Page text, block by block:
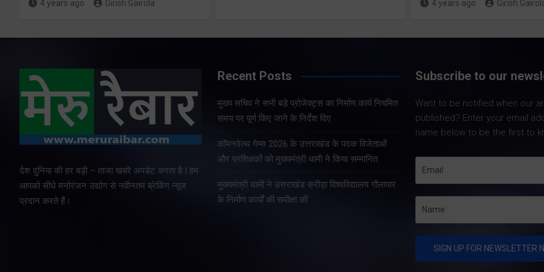
4 years ago Girish Gairola 4 years ago Girish
देश दुनिया की हर बड़ी – ताजा खबरे अपडेट करता है | हम
आपको सीधे मनोरंजन उद्योग से नवीनतम ब्रेकिंग न्यूज
प्रदान करते हैं।
Recent Posts
मुख्य सचिव ने सभी बड़े प्रोजेक्ट्स का निर्माण कार्य नियमित
समय पर पूर्ण किए जाने के निर्देश दिए
कॉमनवेल्थ गेम्स 2026 के उत्तराखंड के पदक विजेताओं
और प्रशिक्षकों को मुख्यमंत्री धामी ने किया सम्मानित
मुख्यमंत्री धामी ने उत्तराखंड क्रीड़ा विश्वविद्यालय गौलापार
के निर्माण कार्यों की समीक्षा की
Subscribe to our
Want to be notified when our
published? Enter your email
name below to be the first to
Share Nowदेहरादून। भारत
निर्वाचन आयोग एवं मुख्य निर्वाचन
अधिकारी, उत्तराखण्ड के निर्देशों
के अनुपालन में विशेष गहन
पुनरीक्षण अभियान के तहत
आनंद स्वरूप ने शुक्रवार…
Share
सचिव आनन्द बर्द्धन ने
को सचिवालय में प्रदेश
प्रोजेक्ट्स की समीक्षा
प्रोजेक्ट्स का निर्माण